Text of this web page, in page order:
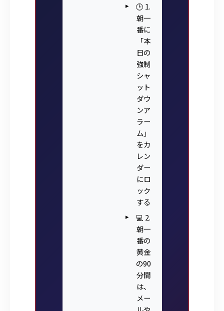
🕒 1.
朝一
番に
「本
日の
強制
シャ
ット
ダウ
ンア
ラー
ム」
をカ
レン
ダー
にロ
ック
する
💻 2.
朝一
番の
黄金
の90
分間
は、
メー